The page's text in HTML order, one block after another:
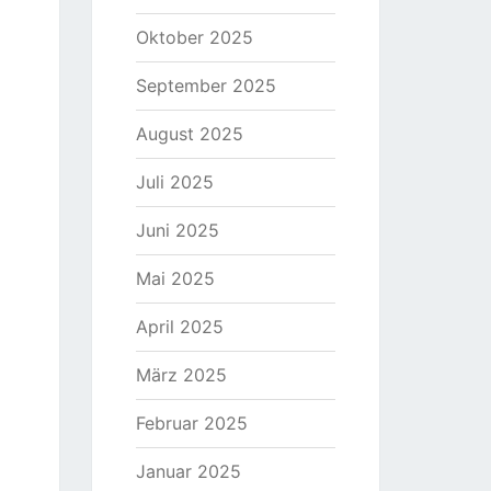
Oktober 2025
September 2025
August 2025
Juli 2025
Juni 2025
Mai 2025
April 2025
März 2025
Februar 2025
Januar 2025